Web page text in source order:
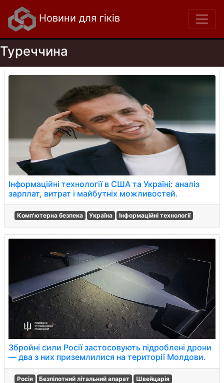
Новини для гіків
Туреччина
Інформаційні технології в США та Україні: аналіз
зарплат, витрат і майбутніх можливостей.
Комп'ютерна безпека Україна Інформаційні технології
Збройні сили Росії застосовують підроблені дрони
— два з них приземлилися на території Молдови.
Росія Безпілотний літальний апарат Швейцарія